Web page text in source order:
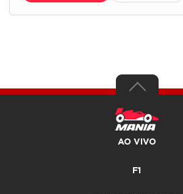
AO VIVO
F1